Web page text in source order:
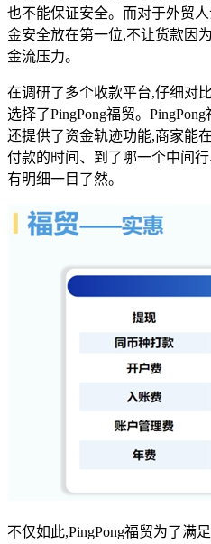
也不能保证安全。而对于外贸
金安全放在第一位,不让货款因
金流压力。
在调研了多个收款平台,仔细对
选择了PingPong福贸。
还提供了资金轨迹功能,商家能
付款的时间、到了哪一个中间
有明细一目了然。
不仅如此,PingPong福贸为了满